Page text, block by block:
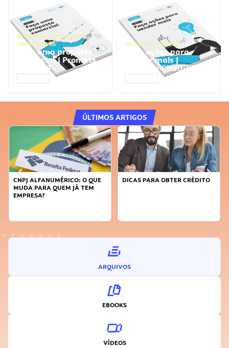
NEGÓCIOS, PROCESSOS
EMPRESARIAIS
Faça uma proposta
comercial | Prompts
ChatGPT
NEGÓCIOS, VENDAS
Faça ações para
vender mais |
Prompts ChatGPT
ÚLTIMOS ARTIGOS
CNPJ ALFANUMÉRICO: O QUE
MUDA PARA QUEM JÁ TEM
EMPRESA?
DICAS PARA OBTER CRÉDITO
ARQUIVOS
EBOOKS
VÍDEOS